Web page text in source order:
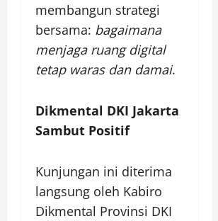
membangun strategi
bersama: bagaimana
menjaga ruang digital
tetap waras dan damai.
Dikmental DKI Jakarta
Sambut Positif
Kunjungan ini diterima
langsung oleh Kabiro
Dikmental Provinsi DKI